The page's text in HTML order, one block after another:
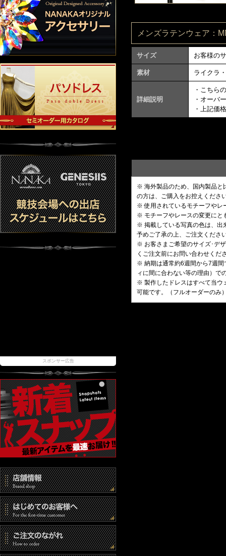
スポンサー広告
メンズラテンウェア：
サイズ お客様の
素材 ライクラ
詳細説明
・こちら
・オーバ
・上記価
※ 海外製品のため、国内製品と
の方は、ご購入をお控えくださ
※ 使用されているモチーフやレ
※ モチーフやレースの変更にと
※ 掲載している写真の色は、出
予めご了承の上、ご注文くださ
※ お客さまご希望のサイズ･デ
くご注文前にお問い合わせくだ
※ 納期は通常約6週間から7週間
ィに間に合わない等の理由）で
※ 製作したドレスはすべて当ウ
可能です。（フルオーダーのみ